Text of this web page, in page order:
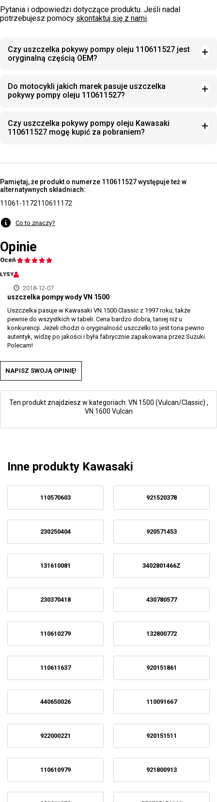
Pytania i odpowiedzi dotyczące produktu. Jeśli nadal
potrzebujesz pomocy skontaktuj się z nami.
Czy uszczelka pokywy pompy oleju 110611527 jest
oryginalną częścią OEM?
Do motocykli jakich marek pasuje uszczelka
pokywy pompy oleju 110611527?
Czy uszczelka pokywy pompy oleju Kawasaki
110611527 mogę kupić za pobraniem?
Pamiętaj, że produkt o numerze 110611527 występuje też w
alternatywnych składniach:
11061-1172110611172
Co to znaczy?
Opinie
Oceń
ŁYSY
2018-12-07
uszczelka pompy wody VN 1500
Uszczelka pasuje w Kawasaki VN 1500 Classic z 1997 roku, także
pewnie do wszystkich w tabeli. Cena bardzo dobra, taniej niż u
konkurencji. Jeżeli chodzi o oryginalność uszczelki to jest tona pewno
autentyk, widzę po jakości i była fabrycznie zapakowana przez Suzuki.
Polecam!
NAPISZ SWOJĄ OPINIĘ!
Ten produkt znajdziesz w kategoriach: VN 1500 (Vulcan/Classic) ,
VN 1600 Vulcan
Inne produkty Kawasaki
110570603 921520378
230250404 920571453
131610081 3402801466Z
230370418 430780577
110610279 132800772
110611637 920151861
440650026 110091667
922000221 920151511
110610979 921800913